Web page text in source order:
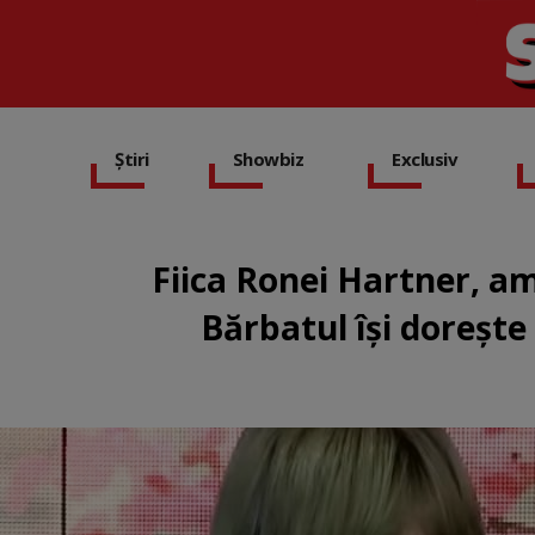
Știri Showbiz Exclusiv
Fiica Ronei Hartner,
Bărbatul își